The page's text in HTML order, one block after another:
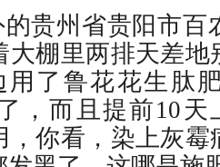
贵州省贵阳市百
大棚里两排天差地
用了鲁花花生肽
，而且提前10天
，你看，染上灰霉